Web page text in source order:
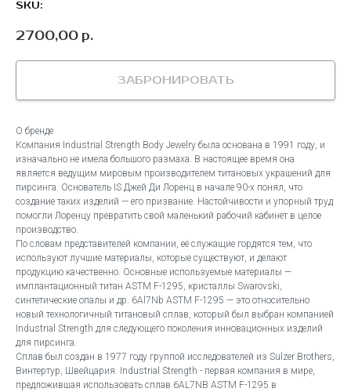
SKU:
2700,00 р.
ЗАБРОНИРОВАТЬ
О бренде
Компания Industrial Strength Body Jewelry была основана в 1991 году, и
изначально не имела большого размаха. В настоящее время она
является ведущим мировым производителем титановых украшений для
пирсинга. Основатель IS Джей Ди Лоренц в начале 90-х понял, что
создание таких изделий — его призвание. Настойчивости и упорный труд
помогли Лоренцу превратить свой маленький рабочий кабинет в целое
производство.
По словам представителей компании, её служащие гордятся тем, что
используют лучшие материалы, которые существуют, и делают
продукцию качественно. Основные используемые материалы —
имплантационный титан ASTM F-1295, кристаллы Swarovski,
синтетические опалы и др. 6Al7Nb ASTM F-1295 — это относительно
новый технологичный титановый сплав, который был выбран компанией
Industrial Strength для следующего поколения инновационных изделий
для пирсинга.
Сплав был создан в 1977 году группой исследователей из Sulzer Brothers,
Винтертур, Швейцария. Industrial Strength - первая компания в мире,
предложившая использовать сплав 6AL7NB ASTM F-1295 в